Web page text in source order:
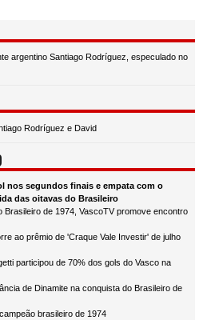
argentino Santiago Rodríguez, especulado no
Rodríguez e David
nos segundos finais e empata com o
das oitavas do Brasileiro
Brasileiro de 1974, VascoTV promove encontro
ao prêmio de 'Craque Vale Investir' de julho
participou de 70% dos gols do Vasco na
de Dinamite na conquista do Brasileiro de
brasileiro de 1974